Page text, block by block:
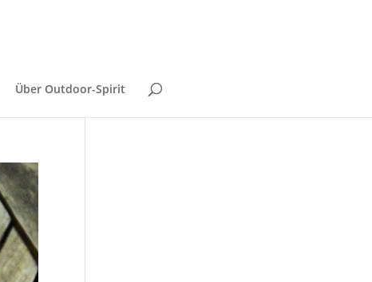
Über Outdoor-Spirit